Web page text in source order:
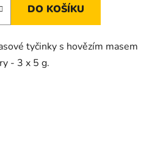
DO KOŠÍKU
tyčinky s hovězím masem
- 3 x 5 g.